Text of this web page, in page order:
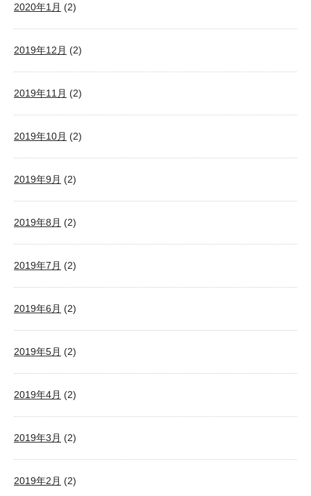
2020年1月 (2)
2019年12月 (2)
2019年11月 (2)
2019年10月 (2)
2019年9月 (2)
2019年8月 (2)
2019年7月 (2)
2019年6月 (2)
2019年5月 (2)
2019年4月 (2)
2019年3月 (2)
2019年2月 (2)